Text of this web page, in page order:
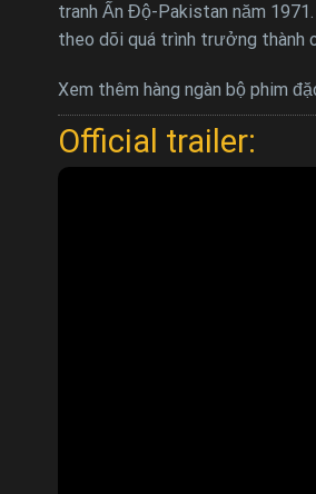
tranh Ấn Độ-Pakistan năm
theo dõi quá trình trưởng thành
Xem thêm hàng ngàn bộ phim
Official trailer: